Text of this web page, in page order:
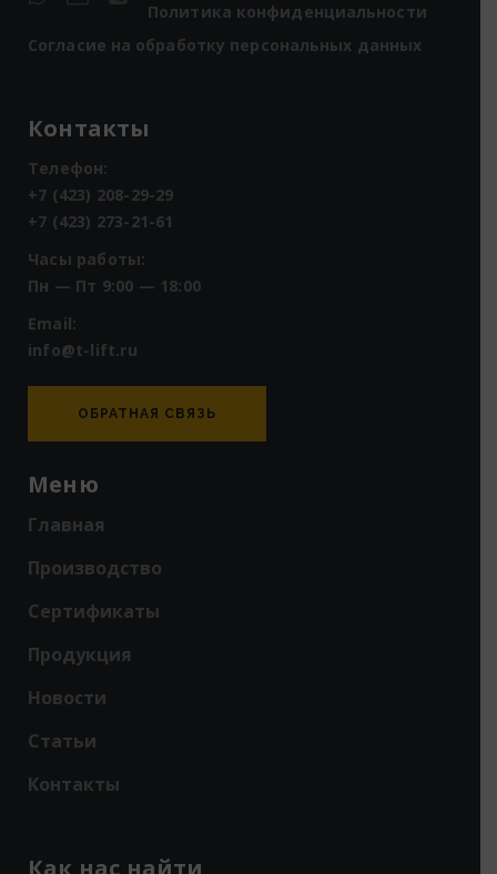
Политика конфиденциальности
Согласие на обработку персональных данных
Контакты
Телефон:
+7 (423) 208-29-29
+7 (423) 273-21-61
Часы работы:
Пн — Пт 9:00 — 18:00
Email:
info@t-lift.ru
ОБРАТНАЯ СВЯЗЬ
Меню
Главная
Производство
Сертификаты
Продукция
Новости
Статьи
Контакты